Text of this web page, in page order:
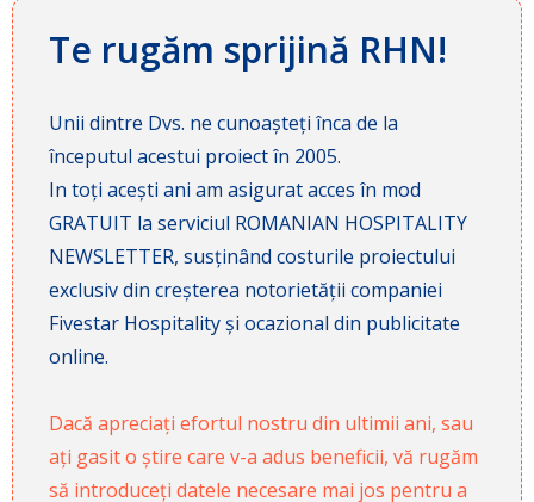
Te rugăm sprijină RHN!
Unii dintre Dvs. ne cunoașteți înca de la
începutul acestui proiect în 2005.
In toți acești ani am asigurat acces în mod
GRATUIT la serviciul ROMANIAN HOSPITALITY
NEWSLETTER, susținând costurile proiectului
exclusiv din creșterea notorietății companiei
Fivestar Hospitality și ocazional din publicitate
online.
Dacă apreciați efortul nostru din ultimii ani, sau
ați gasit o știre care v-a adus beneficii, vă rugăm
să introduceți datele necesare mai jos pentru a